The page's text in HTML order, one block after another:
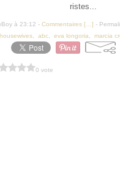
ristes...
à 23:12 - Commentaires [ ] -
abc eva longoria marcia
0 vote